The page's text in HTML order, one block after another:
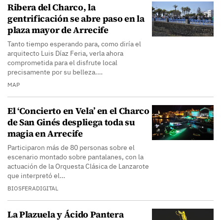
Ribera del Charco, la
gentrificación se abre paso en la
plaza mayor de Arrecife
Tanto tiempo esperando para, como diría el
arquitecto Luis Díaz Feria, verla ahora
comprometida para el disfrute local
precisamente por su belleza.…
MAP
El ‘Concierto en Vela’ en el Charco
de San Ginés despliega toda su
magia en Arrecife
Participaron más de 80 personas sobre el
escenario montado sobre pantalanes, con la
actuación de la Orquesta Clásica de Lanzarote
que interpretó el…
BIOSFERADIGITAL
La Plazuela y Ácido Pantera